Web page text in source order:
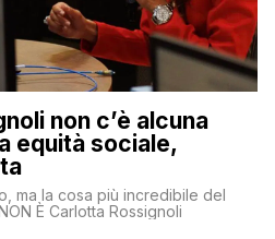
non c’è alcuna
equità sociale,
ma la cosa più incredibile del
È Carlotta Rossignoli